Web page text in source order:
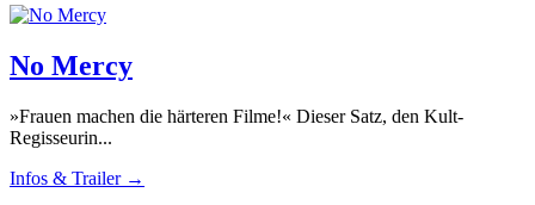
No Mercy
»Frauen machen die härteren Filme!« Dieser Satz, den Kult-
Regisseurin...
Infos & Trailer →